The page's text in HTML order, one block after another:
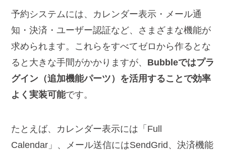
予約システムには、カレンダー表示・メール通
知・決済・ユーザー認証など、さまざまな機能が
求められます。これらをすべてゼロから作るとな
ると大きな手間がかかりますが、 Bubbleではプラ
グイン（追加機能パーツ）を活用することで効率
よく実装可能です。
たとえば、カレンダー表示には「Full
Calendar」、メール送信にはSendGrid、決済機能